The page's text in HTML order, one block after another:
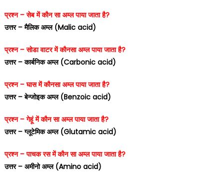
प्रश्न – सेब में कौन सा अम्ल पाया जाता है?
उत्तर – मैलिक अम्ल (Malic acid)
प्रश्न – सोडा वाटर में कौनसा अम्ल पाया जाता है?
उत्तर – कार्बनिक अम्ल (Carbonic acid)
प्रश्न – घास में कौनसा अम्ल पाया जाता है?
उत्तर – बेन्जोइक अम्ल (Benzoic acid)
प्रश्न – गेहूं में कौन सा अम्ल पाया जाता है?
उत्तर – ग्लूटेमिक अम्ल (Glutamic acid)
प्रश्न – पाचक रस में कौन सा अम्ल पाया जाता है?
उत्तर – अमीनो अम्ल (Amino acid)